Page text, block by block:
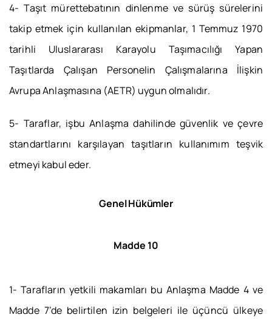
4- Taşıt mürettebatının dinlenme ve sürüş sürelerini
takip etmek için kullanılan ekipmanlar, 1 Temmuz 1970
tarihli Uluslararası Karayolu Taşımacılığı Yapan
Taşıtlarda Çalışan Personelin Çalışmalarına İlişkin
Avrupa Anlaşmasına (AETR) uygun olmalıdır.
5- Taraflar, işbu Anlaşma dahilinde güvenlik ve çevre
standartlarını karşılayan taşıtların kullanımım teşvik
etmeyi kabul eder.
Genel Hükümler
Madde 10
1- Tarafların yetkili makamları bu Anlaşma Madde 4 ve
Madde 7’de belirtilen izin belgeleri ile üçüncü ülkeye